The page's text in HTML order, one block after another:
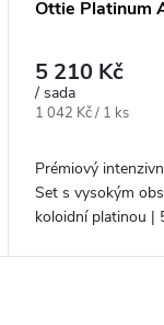
Ottie Platinum
5 210 Kč
/ sada
Měrná
1 042 Kč / 1 ks
Prémiový
Set s vysokým
koloidní platinou |